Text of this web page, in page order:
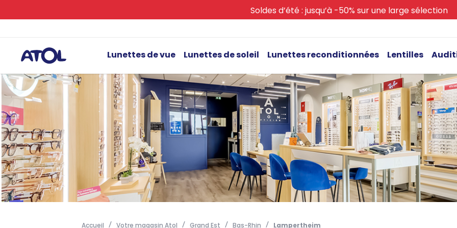
Soldes d’été : jusqu’à -50% sur une large sélection
Lunettes de vue Lunettes de soleil Lunettes reconditionnées Lentilles
Accueil Votre magasin Atol Grand Est Bas-Rhin Lampertheim